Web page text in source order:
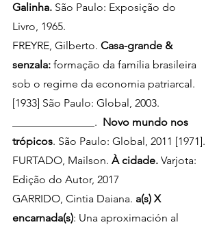
Galinha. São Paulo: Exposição do
Livro, 1965.
FREYRE, Gilberto. Casa-grande &
senzala: formação da família brasileira
sob o regime da economia patriarcal.
[1933] São Paulo: Global, 2003.
_______________. Novo mundo nos
trópicos. São Paulo: Global, 2011 [1971].
FURTADO, Mailson. À cidade. Varjota:
Edição do Autor, 2017
GARRIDO, Cintia Daiana. a(s) X
encarnada(s): Una aproximación al